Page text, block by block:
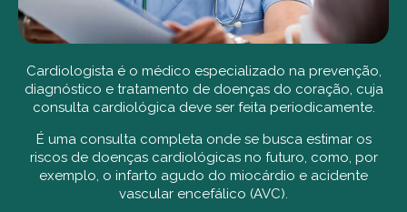
Cardiologista é o médico especializado na prevenção,
diagnóstico e tratamento de doenças do coração, cuja
consulta cardiológica deve ser feita periodicamente.
É uma consulta completa onde se busca estimar os
riscos de doenças cardiológicas no futuro, como, por
exemplo, o infarto agudo do miocárdio e acidente
vascular encefálico (AVC).